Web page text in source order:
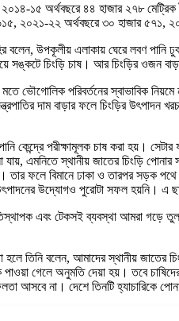
২০১৪-১৫ অর্থবছরে ৪৪ হাজার ২৭৮
২০২১-২২ অর্থবছরে ৩০ হাজার ৫৭১,
বলেন, উপকূলীয় এলাকায় ঘেরে লবণ
সঙ্কটে চিংড়ি চাষ। আর চিংড়ির ওজন
ভৌগোলিক পরিবর্তনের স্বাভাবিক
দাম বাড়ার ফলে চিংড়ির উৎপাদন
পরীক্ষামূলক চাষ করা হয়। সেটার
যায়, এমনিতে স্থানীয় জাতের চিংড়ি
ফলে বিমানে ঢাকা ও তারপর সড়ক
উদ্যোগও পুরোটা সফল হয়নি। এ
এবং টেকসই ব্যবস্থা আমরা
হলে তিনি বলেন, আমাদের স্থানীয়
পাওয়া গেলে অনুমতি দেয়া হয়। তবে
আসবে না। দেশে তিনটি হ্যাচারিকে